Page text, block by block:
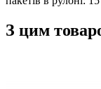
З цим